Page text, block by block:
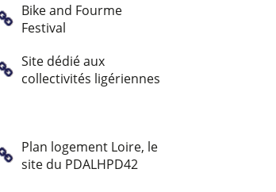
Bike and Fourme
Festival
Site dédié aux
collectivités ligériennes
Plan logement Loire, le
site du PDALHPD42